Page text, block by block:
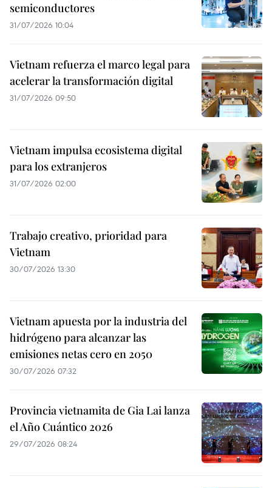
semiconductores
31/07/2026 10:04
Vietnam refuerza el marco legal para
acelerar la transformación digital
31/07/2026 09:50
Vietnam impulsa ecosistema digital
para los extranjeros
31/07/2026 02:00
Trabajo creativo, prioridad para
Vietnam
30/07/2026 13:30
Vietnam apuesta por la industria del
hidrógeno para alcanzar las
emisiones netas cero en 2050
30/07/2026 07:32
Provincia vietnamita de Gia Lai lanza
el Año Cuántico 2026
29/07/2026 08:24